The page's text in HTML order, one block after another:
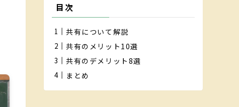
目次
共有について解説
共有のメリット10選
共有のデメリット8選
まとめ